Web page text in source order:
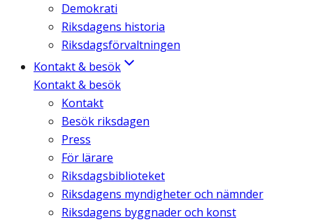
Demokrati
Riksdagens historia
Riksdagsförvaltningen
Kontakt & besök
Kontakt & besök
Kontakt
Besök riksdagen
Press
För lärare
Riksdagsbiblioteket
Riksdagens myndigheter och nämnder
Riksdagens byggnader och konst